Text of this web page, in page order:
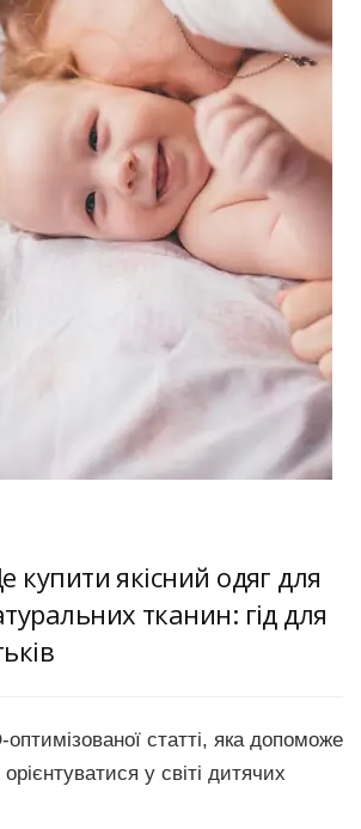
купити якісний одяг для
тканин: гід для
статті, яка допоможе
у світі дитячих